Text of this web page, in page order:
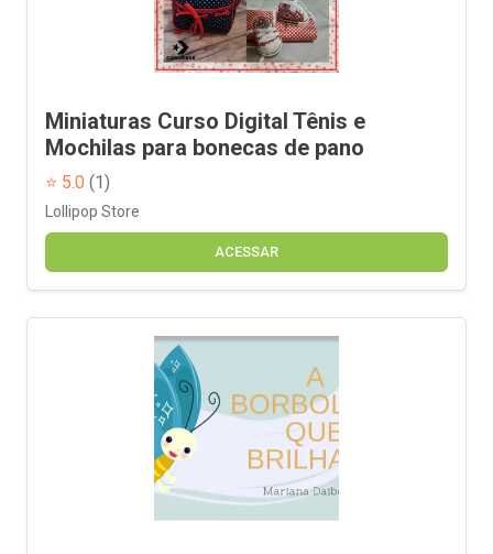
Miniaturas Curso Digital Tênis e
Mochilas para bonecas de pano
⭐ 5.0 (1)
Lollipop Store
ACESSAR